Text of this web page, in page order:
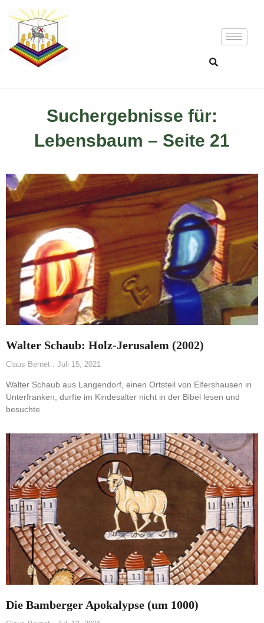
Suchergebnisse für:
Lebensbaum – Seite 21
Walter Schaub: Holz-Jerusalem (2002)
Claus Bernet Juli 15, 2021
Walter Schaub aus Langendorf, einen Ortsteil von Elfershausen in
Unterfranken, durfte im Kindesalter nicht in der Bibel lesen und
besuchte
Die Bamberger Apokalypse (um 1000)